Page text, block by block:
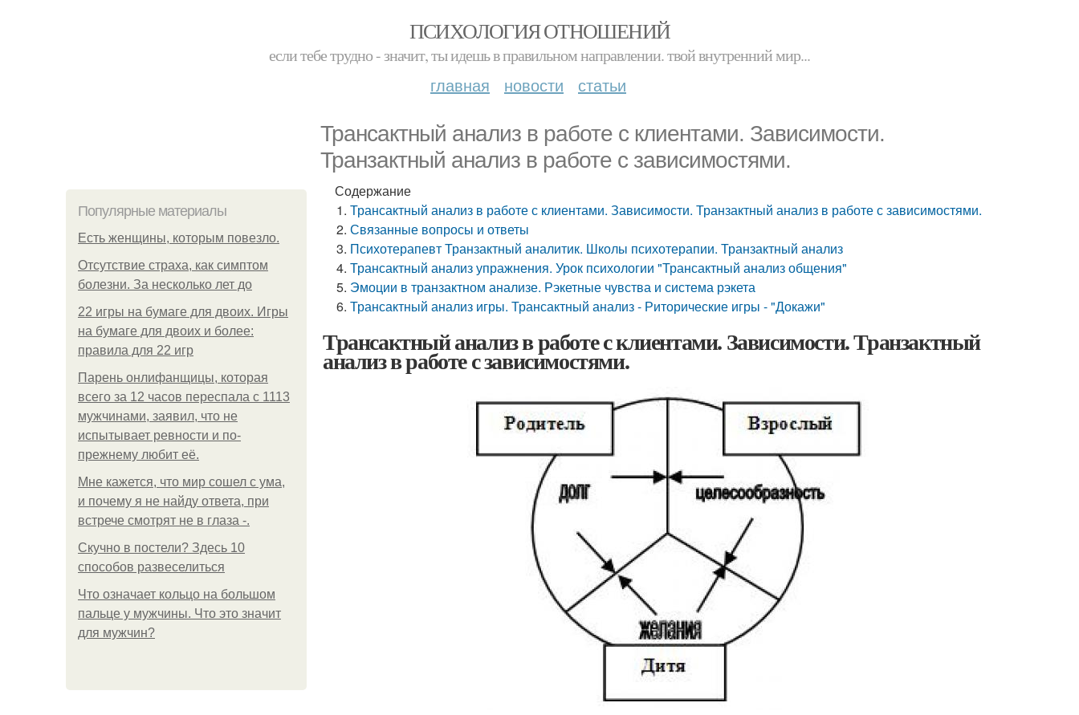
ПСИХОЛОГИЯ ОТНОШЕНИЙ
если тебе трудно - значит, ты идешь в правильном направлении. твой внутренний мир...
главная новости статьи
Трансактный анализ в работе с клиентами. Зависимости.
Транзактный анализ в работе с зависимостями.
Популярные материалы
Есть женщины, которым повезло.
Отсутствие страха, как симптом
болезни. За несколько лет до
22 игры на бумаге для двоих. Игры
на бумаге для двоих и более:
правила для 22 игр
Парень онлифанщицы, которая
всего за 12 часов переспала с 1113
мужчинами, заявил, что не
испытывает ревности и по-
прежнему любит её.
Мне кажется, что мир сошел с ума,
и почему я не найду ответа, при
встрече смотрят не в глаза -.
Скучно в постели? Здесь 10
способов развеселиться
Что означает кольцо на большом
пальце у мужчины. Что это значит
для мужчин?
Содержание
Трансактный анализ в работе с клиентами. Зависимости. Транзактный анализ в работе с зависимостями.
Связанные вопросы и ответы
Психотерапевт Транзактный аналитик. Школы психотерапии. Транзактный анализ
Трансактный анализ упражнения. Урок психологии "Трансактный анализ общения"
Эмоции в транзактном анализе. Рэкетные чувства и система рэкета
Трансактный анализ игры. Трансактный анализ - Риторические игры - "Докажи"
Трансактный анализ в работе с клиентами. Зависимости. Транзактный
анализ в работе с зависимостями.